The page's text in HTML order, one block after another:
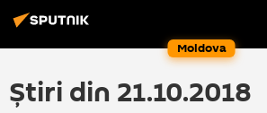
Moldova
Știri din 21.10.2018